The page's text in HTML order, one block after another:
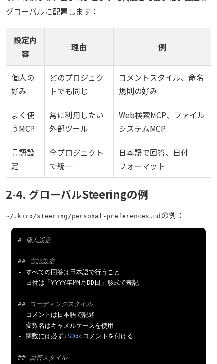
グローバルに配置します：
設定内
容
理由 例
個人の
好み
どのプロジェク
トでも同じ
コメントスタイル、命名
規則の好み
よく使
うMCP
常に利用したい
外部ツール
Web検索MCP、ファイル
システムMCP
言語設
定
全プロジェクト
で統一
日本語で回答、日付
フォーマット
2-4. グローバルSteeringの例
~/.kiro/steering/personal-preferences.md の例：
# 個人設定
## 言語設定
-
すべての回答は日本語で行うこと
-
日付は「 YYYY年MM月 DD 日」形式で表記
## コーディングスタイル
-
コメントは日本語で記述
-
変数名はキャメルケースを使用
-
関数には必ずJSDoc コメントを付ける
## 回答スタイル